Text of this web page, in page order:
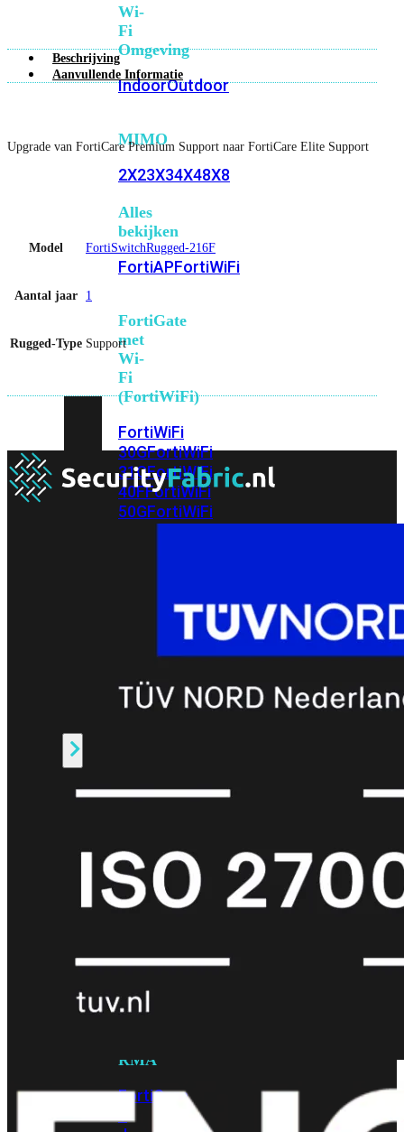
Wi-
Fi
Omgeving
IndoorOutdoor
MIMO
2X23X34X48X8
Alles
bekijken
FortiAPFortiWiFi
FortiGate
met
Wi-
Fi
(FortiWiFi)
FortiWiFi
30GFortiWiFi
31GFortiWiFi
40FFortiWiFi
50GFortiWiFi
FortiWiFi
FortiWiFi
FortiWiFi
Licenties
FortiCare
Support
FortiCare
EliteFortiCare
Upgrades
RMA
FortiCare
Beschrijving
Aanvullende Informatie
Upgrade van FortiCare Premium Support naar FortiCare Elite Support
Model FortiSwitchRugged-216F
Aantal jaar 1
Rugged-Type Support